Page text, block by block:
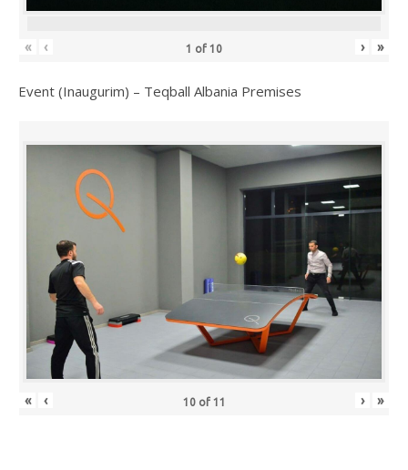
« ‹ 1 of 10 › »
Event (Inaugurim) – Teqball Albania Premises
« ‹ 10of 11 › »